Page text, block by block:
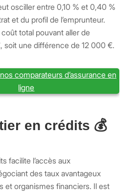
osciller entre 0,10 % et 0,40 %
et du profil de l’emprunteur.
total pouvant aller de
soit une différence de 12 000 €.
comparateurs d’assurance en
ligne
en crédits 💰
facilite l’accès aux
des taux avantageux
et organismes financiers. Il est